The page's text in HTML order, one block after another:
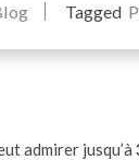
Tagged
admirer jusqu’à